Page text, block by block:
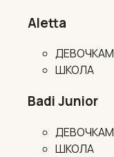
Aletta
ДЕВОЧКАМ
ШКОЛА
Badi Junior
ДЕВОЧКАМ
ШКОЛА